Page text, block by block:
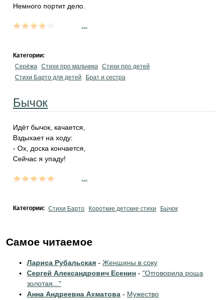
Немного портит дело.
Категории:
Серёжа Стихи про мальчика Стихи про детей
Стихи Барто для детей
Брат и сестра
Бычок
Идёт бычок, качается,
Вздыхает на ходу:
- Ох, доска кончается,
Сейчас я упаду!
Категории: Стихи Барто Короткие детские стихи Бычок
Самое читаемое
Лариса Рубальская - Женщины в соку
Сергей Александрович Есенин - "Отговорила роща
золотая..."
Анна Андреевна Ахматова - Мужество